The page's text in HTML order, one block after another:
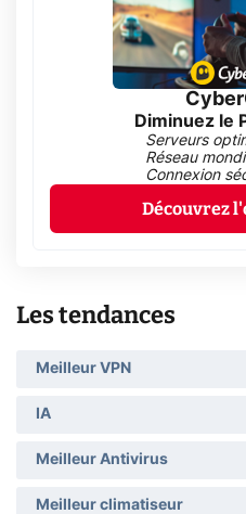
Diminuez le
Serveurs
Réseau
Connexion
Découvrez
Les tendances
Meilleur VPN
IA
Meilleur Antivirus
Meilleur climatiseur